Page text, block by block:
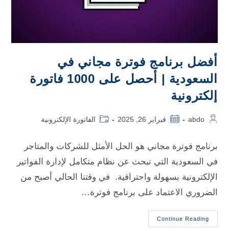
أفضل برنامج فوترة مجاني في
السعودية | أحصل على 1000 فاتورة
إلكترونية
abdo فبراير 26, 2025 الفاتورة الإلكترونية
برنامج فوترة مجاني هو الحل الأمثل للشركات والمتاجر
في السعودية التي تبحث عن نظام متكامل لإدارة الفواتير
الإلكترونية بسهولة واحترافية. في وقتنا الحالي أصبح من
الضروري الاعتماد على برنامج فوترة…
Continue Reading